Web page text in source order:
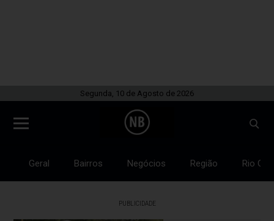
Segunda, 10 de Agosto de 2026
Geral Bairros Negócios Região Rio
PUBLICIDADE